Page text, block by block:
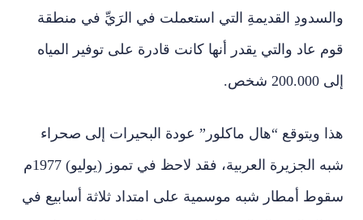
والسدودِ القديمةِ التي استعملت في الرَيِّ في منطقة
قوم عاد والتي يقدر أنها كانت قادرة على توفير المياه
إلى 200.000 شخص.
هذا ويتوقع “هال ماكلور” عودة البحيرات إلى صحراء
شبه الجزيرة العربية، فقد لاحظ في تموز (يوليو) 1977م
سقوط أمطار شبه موسمية على امتداد ثلاثة أسابيع في